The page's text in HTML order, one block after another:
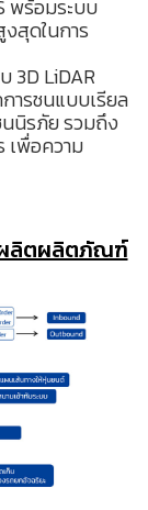
พร้อมระบบ
สุดในการ
3D LiDAR
ารชนแบบเรียล
นิรภัย รวมถึง
เพื่อความ
ผลิตผลิตภัณฑ์